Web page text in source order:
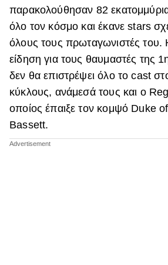
παρακολούθησαν 82
όλο τον κόσμο και έκανε stars
όλους τους πρωταγωνιστές του.
είδηση για τους θαυμαστές της
δεν θα επιστρέψει όλο το cast
κύκλους, ανάμεσά τους και ο
οποίος έπαιξε τον κομψό Duke
Bassett.